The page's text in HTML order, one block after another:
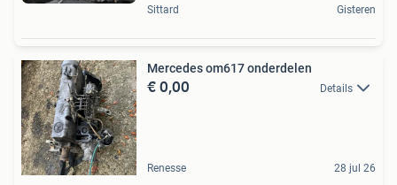
Sittard Gisteren
Mercedes om617 onderdelen
€ 0,00 Details
Renesse 28 jul 26